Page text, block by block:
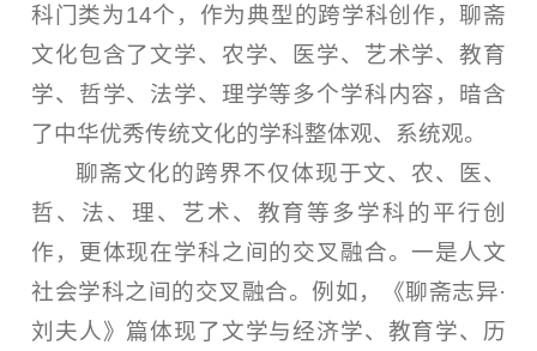
科门类为14个，作为典型的跨学科创作，聊斋
文化包含了文学、农学、医学、艺术学、教育
学、哲学、法学、理学等多个学科内容，暗含
了中华优秀传统文化的学科整体观、系统观。
聊斋文化的跨界不仅体现于文、农、医、
哲、法、理、艺术、教育等多学科的平行创
作，更体现在学科之间的交叉融合。一是人文
社会学科之间的交叉融合。例如，《聊斋志异·
刘夫人》篇体现了文学与经济学、教育学、历